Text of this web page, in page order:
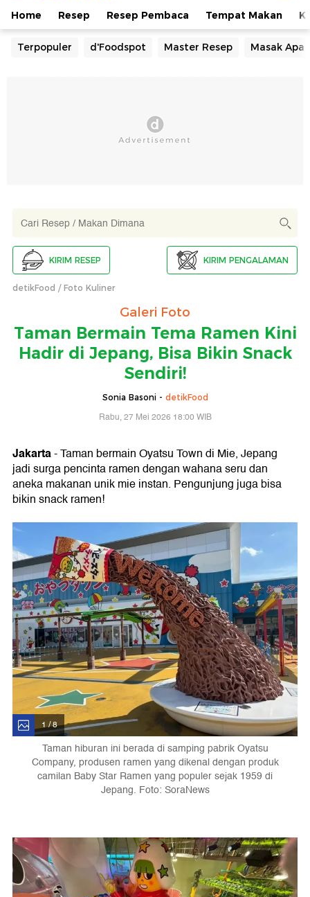
Home Resep Resep Pembaca Tempat Makan
Terpopuler d'Foodspot Master Resep Masak Apa
KIRIM RESEP KIRIM PENGALAMAN
detikFood Foto Kuliner
Galeri Foto
Taman Bermain Tema Ramen Kini
Hadir di Jepang, Bisa Bikin Snack
Sendiri!
Sonia Basoni - detikFood
Rabu, 27 Mei 2026 18:00 WIB
Jakarta- Taman bermain Oyatsu Town di Mie, Jepang
jadi surga pencinta ramen dengan wahana seru dan
aneka makanan unik mie instan. Pengunjung juga bisa
bikin snack ramen!
1 / 8
Taman hiburan ini berada di samping pabrik Oyatsu
Company, produsen ramen yang dikenal dengan produk
camilan Baby Star Ramen yang populer sejak 1959 di
Jepang. Foto: SoraNews